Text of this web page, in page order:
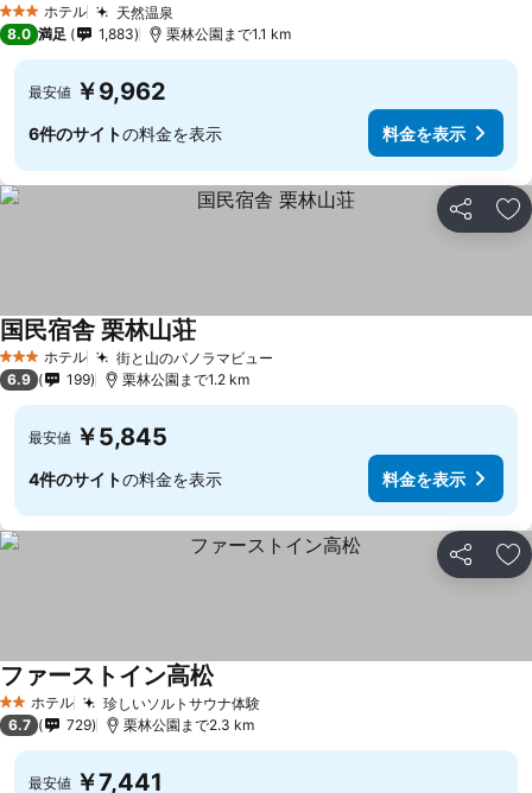
3 ホテルのランク
ホテル 天然温泉料金を表示
8.0 満足 1,883 栗林公園まで1.1 km
最安値 ￥9,962
6件のサイトの料金を表示 料金を表示
シェア お
3 ホテルのランク
ホテル 街と山のパノラマビュー
国民宿舎 栗林山荘
6.9 199 栗林公園まで1.2 km
最安値 ￥5,845
4件のサイトの料金を表示 料金を表示
シェア お
2 ホテルのランク
ホテル 珍しいソルトサウナ体験料金を表示
ファーストイン高松
6.7 729 栗林公園まで2.3 km
最安値 ￥7,441